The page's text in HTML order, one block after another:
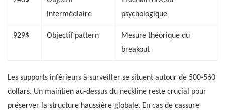
intermédiaire
psychologique
929$ Objectif pattern
Mesure théorique du
breakout
Les supports inférieurs à surveiller se situent autour de 500-560
dollars. Un maintien au-dessus du neckline reste crucial pour
préserver la structure haussière globale. En cas de cassure